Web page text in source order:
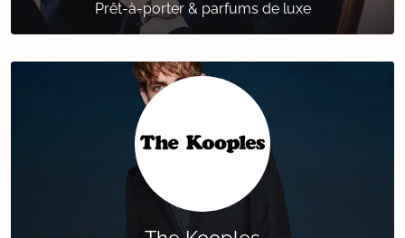
Prêt-à-porter & parfums de luxe